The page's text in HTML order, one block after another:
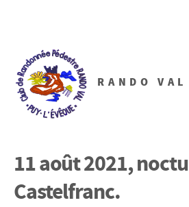
RANDO VAL
11 août 2021,
Castelfranc.